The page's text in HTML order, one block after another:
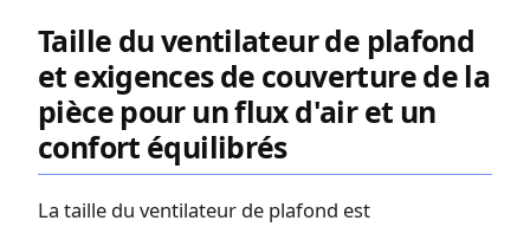
Taille du ventilateur de plafond
et exigences de couverture de la
pièce pour un flux d'air et un
confort équilibrés
La taille du ventilateur de plafond est